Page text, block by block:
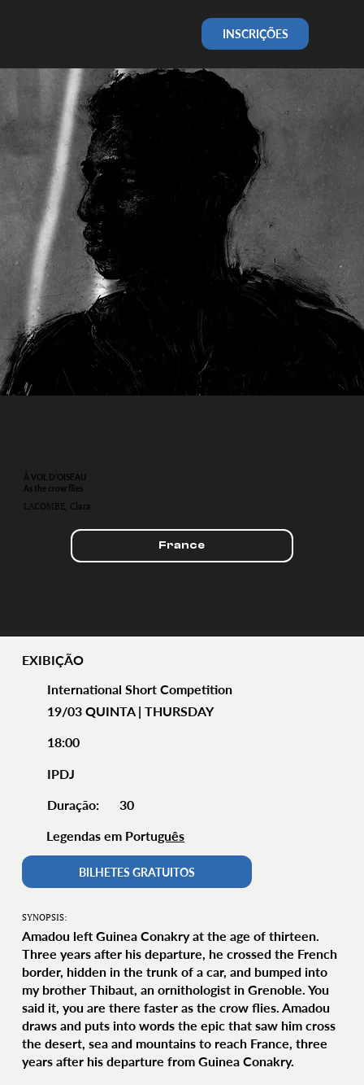
INSCRIÇÕES
À VOL D’OISEAU
As the crow flies
LACOMBE, Clara
France
PORTUGUESE PREMIERE
EXIBIÇÃO
International Short Competition
19/03 QUINTA | THURSDAY
18:00
IPDJ
Duração:
30
Legendas em Português
BILHETES GRATUITOS
SYNOPSIS:
Amadou left Guinea Conakry at the age of thirteen.
Three years after his departure, he crossed the French
border, hidden in the trunk of a car, and bumped into
my brother Thibaut, an ornithologist in Grenoble. You
said it, you are there faster as the crow flies. Amadou
draws and puts into words the epic that saw him cross
the desert, sea and mountains to reach France, three
years after his departure from Guinea Conakry.